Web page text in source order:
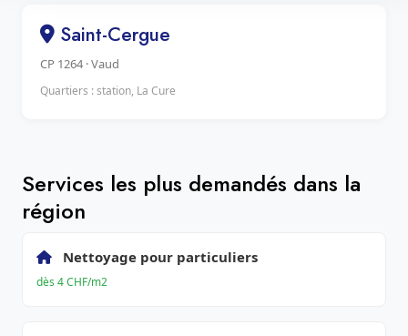
Saint-Cergue
CP 1264 · Vaud
Quartiers : station, La Cure
Services les plus demandés dans la
région
Nettoyage pour particuliers
dès 4 CHF/m2